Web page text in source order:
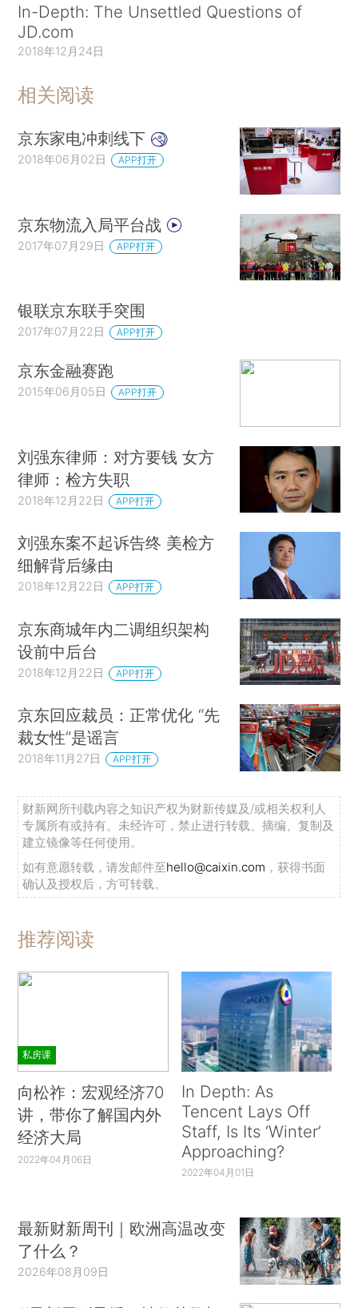
In-Depth: The Unsettled Questions of
JD.com
2018年12月24日
相关阅读
京东家电冲刺线下
2018年06月02日 APP打开
京东物流入局平台战
2017年07月29日 APP打开
银联京东联手突围
2017年07月22日 APP打开
京东金融赛跑
2015年06月05日 APP打开
刘强东律师：对方要钱 女方
律师：检方失职
2018年12月22日 APP打开
刘强东案不起诉告终 美检方
细解背后缘由
2018年12月22日 APP打开
京东商城年内二调组织架构
设前中后台
2018年12月22日 APP打开
京东回应裁员：正常优化 “先
裁女性”是谣言
2018年11月27日 APP打开
财新网所刊载内容之知识产权为财新传媒及/或相关权利人
专属所有或持有。未经许可，禁止进行转载、摘编、复制及
建立镜像等任何使用。
如有意愿转载，请发邮件至hello@caixin.com ，获得书面
确认及授权后，方可转载。
推荐阅读
私房课
向松祚：宏观经济70
讲，带你了解国内外
经济大局
2022年04月06日
In Depth: As
Tencent Lays Off
Staff, Is Its ‘Winter’
Approaching?
2022年04月01日
最新财新周刊｜欧洲高温改变
了什么？
2026年08月09日